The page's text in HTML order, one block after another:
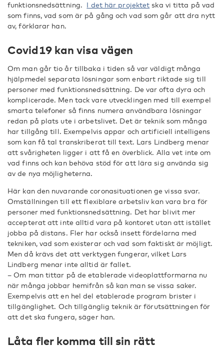
funktionsnedsättning. I det här projektet ska vi titta på vad
som finns, vad som är på gång och vad som går att dra nytt
av, förklarar han.
Covid19 kan visa vägen
Om man går tio år tillbaka i tiden så var väldigt många
hjälpmedel separata lösningar som enbart riktade sig till
personer med funktionsnedsättning. De var ofta dyra och
komplicerade. Men tack vare utvecklingen med till exempel
smarta telefoner så finns numera användbara lösningar
redan på plats ute i arbetslivet. Det är teknik som många
har tillgång till. Exempelvis appar och artificiell intelligens
som kan få tal transkriberat till text. Lars Lindberg menar
att svårigheten ligger i att få en överblick. Alla vet inte om
vad finns och kan behöva stöd för att lära sig använda sig
av de nya möjligheterna.
Här kan den nuvarande coronasituationen ge vissa svar.
Omställningen till ett flexiblare arbetsliv kan vara bra för
personer med funktionsnedsättning. Det har blivit mer
accepterat att inte alltid vara på kontoret utan att istället
jobba på distans. Fler har också insett fördelarna med
tekniken, vad som existerar och vad som faktiskt är möjligt.
Men då krävs det att verktygen fungerar, vilket Lars
Lindberg menar inte alltid är fallet.
– Om man tittar på de etablerade videoplattformarna nu
när många jobbar hemifrån så kan man se vissa saker.
Exempelvis att en hel del etablerade program brister i
tillgänglighet. Och tillgänglig teknik är förutsättningen för
att det ska fungera, säger han.
Låta fler komma till sin rätt